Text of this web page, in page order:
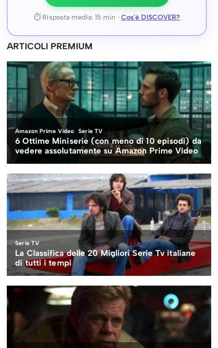
⏱ Risposta media: 15 min · Cos'è DISCOVER?
ARTICOLI PREMIUM